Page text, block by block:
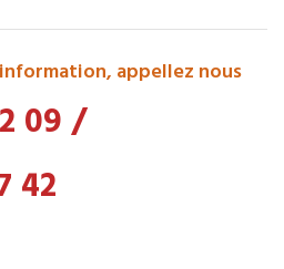
appellez nous
09/
42